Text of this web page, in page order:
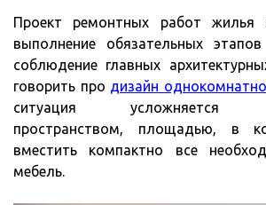
Проект ремонтных работ жилья
выполнение обязательных
соблюдение главных
говорить про дизайн
ситуация усложняется
пространством, площадью, в
вместить компактно все
мебель.